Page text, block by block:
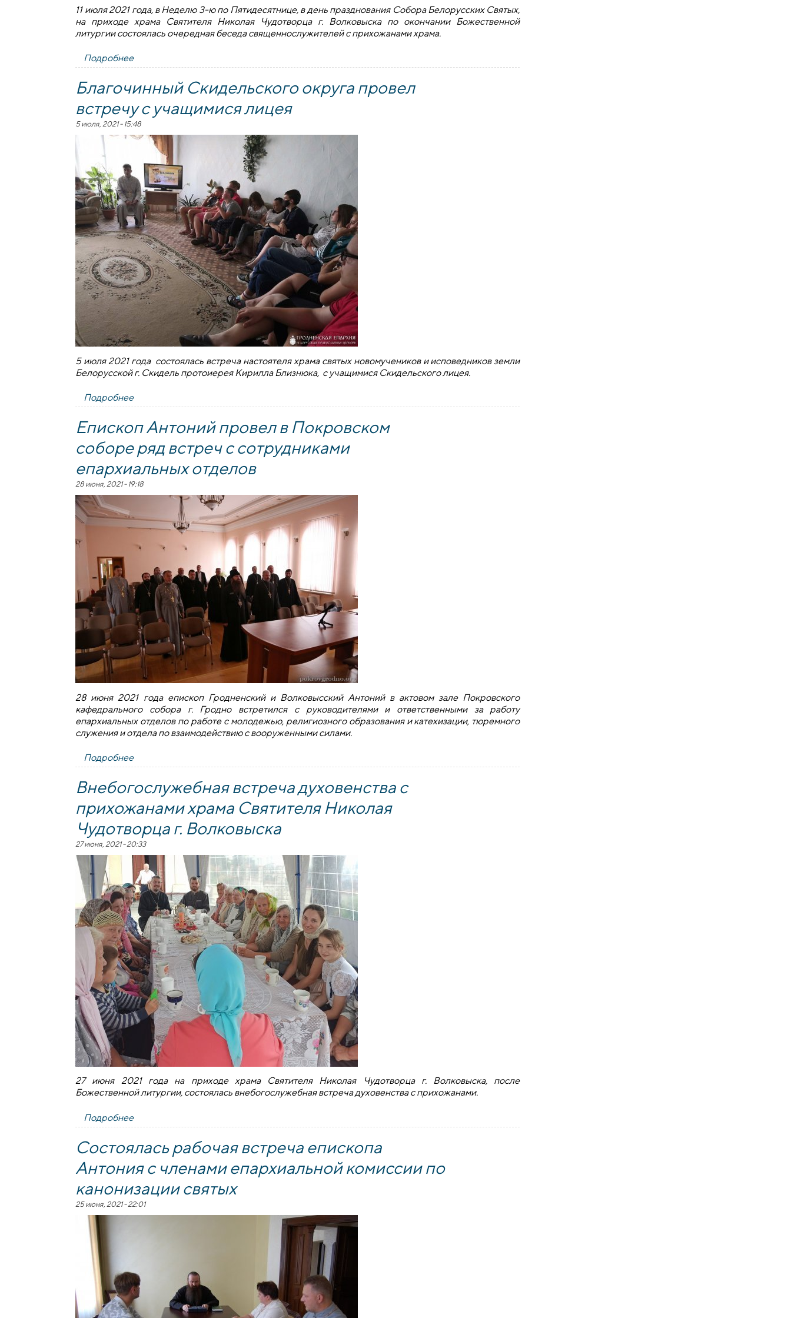
11 июля 2021 года, в Неделю 3-ю по Пятидесятнице, в день празднования Собора Белорусских Святых,
на приходе храма Святителя Николая Чудотворца г. Волковыска по окончании Божественной
литургии состоялась очередная беседа священнослужителей с прихожанами храма.
Подробнеео Беседа священнослужителей с прихожанами храма на приходе храма Святителя Николая Чудотворца г. Волковыска
Благочинный Скидельского округа провел
встречу с учащимися лицея
5 июля, 2021 - 15:48
5 июля 2021 года состоялась встреча настоятеля храма святых новомучеников и исповедников земли
Белорусской г. Скидель протоиерея Кирилла Близнюка, с учащимися Скидельского лицея.
Подробнеео Благочинный Скидельского округа провел встречу с учащимися лицея
Епископ Антоний провел в Покровском
соборе ряд встреч с сотрудниками
епархиальных отделов
28 июня, 2021 - 19:18
28 июня 2021 года епископ Гродненский и Волковысский Антоний в актовом зале Покровского
кафедрального собора г. Гродно встретился с руководителями и ответственными за работу
епархиальных отделов по работе с молодежью, религиозного образования и катехизации, тюремного
служения и отдела по взаимодействию с вооруженными силами.
Подробнеео Епископ Антоний провел в Покровском соборе ряд встреч с сотрудниками епархиальных отделов
Внебогослужебная встреча духовенства с
прихожанами храма Святителя Николая
Чудотворца г. Волковыска
27 июня, 2021 - 20:33
27 июня 2021 года на приходе храма Святителя Николая Чудотворца г. Волковыска, после
Божественной литургии, состоялась внебогослужебная встреча духовенства с прихожанами.
Подробнеео Внебогослужебная встреча духовенства с прихожанами храма Святителя Николая Чудотворца г. Волковыска
Состоялась рабочая встреча епископа
Антония с членами епархиальной комиссии по
канонизации святых
25 июня, 2021 - 22:01